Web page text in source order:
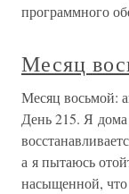
программного
Месяц
Месяц восьмой:
День 215. Я
а я пытаюсь
насыщенной,